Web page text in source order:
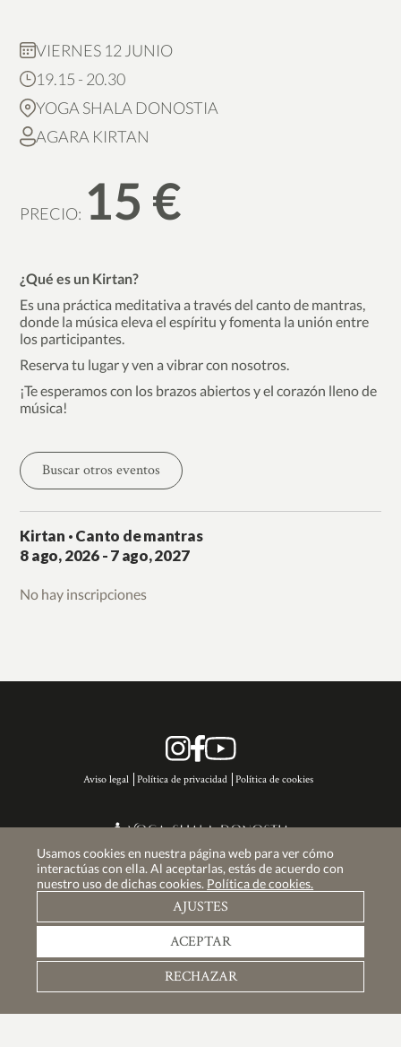
VIERNES 12 JUNIO
19.15 - 20.30
YOGA SHALA DONOSTIA
AGARA KIRTAN
PRECIO: 15 €
¿Qué es un Kirtan?
Es una práctica meditativa a través del canto de mantras,
donde la música eleva el espíritu y fomenta la unión entre
los participantes.
Reserva tu lugar y ven a vibrar con nosotros.
¡Te esperamos con los brazos abiertos y el corazón lleno de
música!
Buscar otros eventos
Kirtan · Canto de mantras
8ago, 2026-7ago, 2027
No hay inscripciones
Copyright © 2026 Yoga Shala Donostia, Gipuzkoa. Todos los derechos reservados.
Aviso legal Política de privacidad Política de cookies
Financiado por la Unión Europea - NextGenerationEU
Usamos cookies en nuestra página web para ver cómo
interactúas con ella. Al aceptarlas, estás de acuerdo con
nuestro uso de dichas cookies. Política de cookies.
AJUSTES
ACEPTAR
RECHAZAR